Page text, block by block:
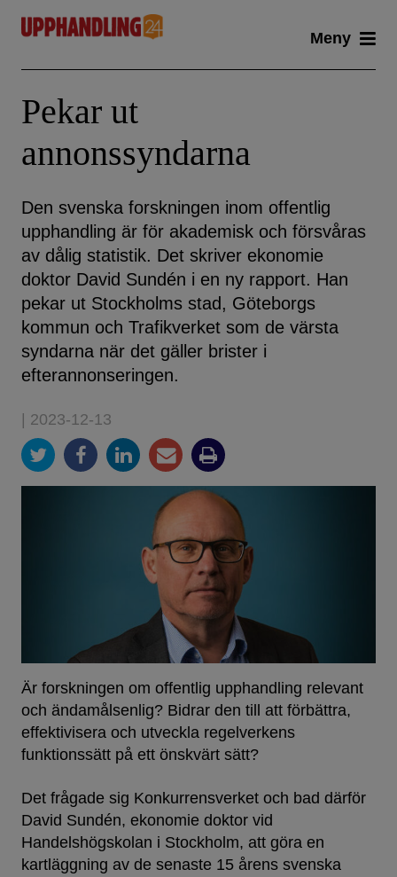
content
Meny
Pekar ut
annonssyndarna
Den svenska forskningen inom offentlig
upphandling är för akademisk och försvåras
av dålig statistik. Det skriver ekonomie
doktor David Sundén i en ny rapport. Han
pekar ut Stockholms stad, Göteborgs
kommun och Trafikverket som de värsta
syndarna när det gäller brister i
efterannonseringen.
| 2023-12-13
Är forskningen om offentlig upphandling relevant
och ändamålsenlig? Bidrar den till att förbättra,
effektivisera och utveckla regelverkens
funktionssätt på ett önskvärt sätt?
Det frågade sig Konkurrensverket och bad därför
David Sundén, ekonomie doktor vid
Handelshögskolan i Stockholm, att göra en
kartläggning av de senaste 15 årens svenska